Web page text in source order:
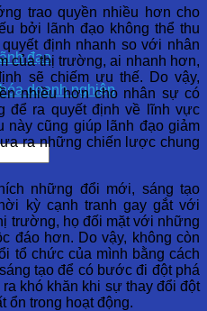
đạo
doanh nghiệp
trao quyền nhiều hơn cho
bởi lãnh đạo không thể thu
định nhanh so với nhân
của thị trường, ai nhanh hơn,
sẽ chiếm ưu thế. Do vậy,
nhiều hơn cho nhân sự có
để ra quyết định về lĩnh vực
này cũng giúp lãnh đạo giảm
ra những chiến lược chung
những đổi mới, sáng tạo
kỳ cạnh tranh gay gắt với
trường, họ đối mặt với những
đáo hơn. Do vậy, không còn
tổ chức của mình bằng cách
tạo để có bước đi đột phá
khó khăn khi sự thay đổi đột
ổn trong hoạt động.